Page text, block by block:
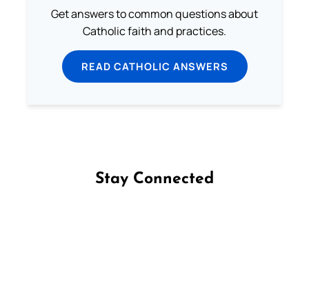
Get answers to common questions about
Catholic faith and practices.
READ CATHOLIC ANSWERS
Stay Connected